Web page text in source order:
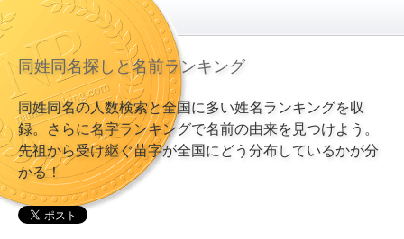
同姓同名探しと名前ランキング
同姓同名の人数検索と全国に多い姓名ランキングを収
録。さらに名字ランキングで名前の由来を見つけよう。
先祖から受け継ぐ苗字が全国にどう分布しているかが分
かる！